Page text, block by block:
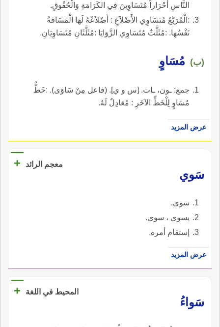
النَّاسِ أَحْرَاراً مُتَسَاوِينَ فِي الكَرَامَةِ وَالْحُقُوقِ.
:الْمُرَبَّعُ مُتَسَاوِي الأَضْلاَعِ : أَضْلاَعُهُ لَهَا الْمَسَافَةُ
نَفْسُها. :مُثَلَّثٌ مُتَسَاوِي الزَّوَايَا :مُثَلَّثَانِ مُتَسَاوِيَانِ.
(ب) مُسَاوٍ
جمع: ـون، ـات. [س و ي]. (فاعل مِنْ سَاوَى). :خَطٌّ
مُسَاوٍ لِلْخَطِّ الآخَرِ : مُعَادِلٌ لَهُ.
عرض المزيد
معجم الرائد
+
سَوي
سوي.
يسوى ، سوى.
إستقام أمره.
عرض المزيد
المحيط في اللغة
+
سَواءُ